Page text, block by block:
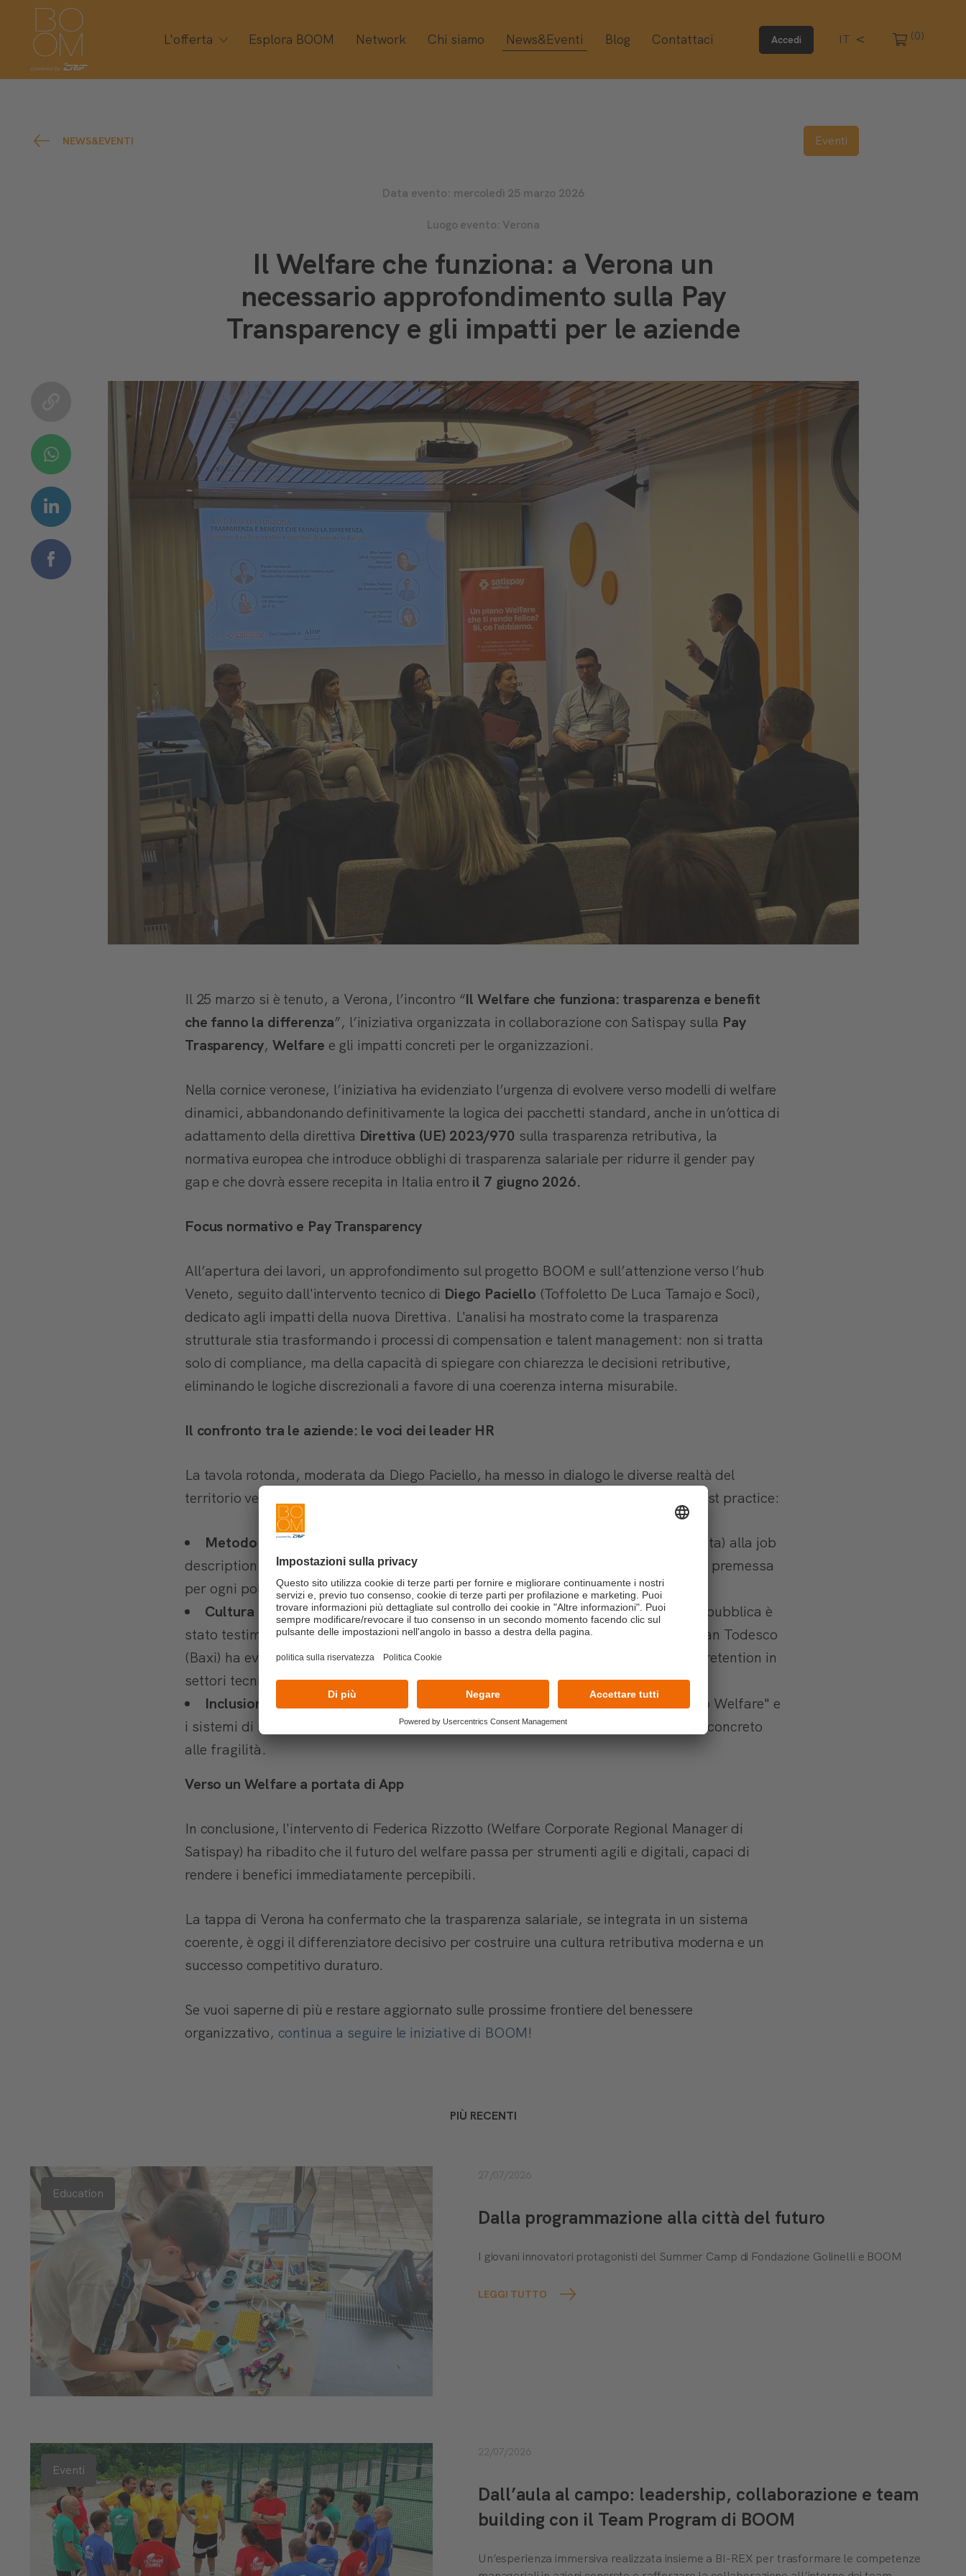
L'offerta Esplora BOOM Network Chi siamo News&Eventi Blog Contattaci Accedi IT (0)
NEWS&EVENTI Eventi
Data evento: mercoledì 25 marzo 2026
Luogo evento: Verona
Il Welfare che funziona: a Verona un
necessario approfondimento sulla Pay
Transparency e gli impatti per le aziende
Il 25 marzo si è tenuto, a Verona, l’incontro “Il Welfare che funziona: trasparenza e benefit
che fanno la differenza”, l’iniziativa organizzata in collaborazione con Satispay sulla Pay
Trasparency, Welfare e gli impatti concreti per le organizzazioni.
Nella cornice veronese, l’iniziativa ha evidenziato l’urgenza di evolvere verso modelli di welfare
dinamici, abbandonando definitivamente la logica dei pacchetti standard, anche in un’ottica di
adattamento della direttiva Direttiva (UE) 2023/970 sulla trasparenza retributiva, la
normativa europea che introduce obblighi di trasparenza salariale per ridurre il gender pay
gap e che dovrà essere recepita in Italia entro il 7 giugno 2026.
Focus normativo e Pay Transparency
All’apertura dei lavori, un approfondimento sul progetto BOOM e sull’attenzione verso l’hub
Veneto, seguito dall'intervento tecnico di Diego Paciello (Toffoletto De Luca Tamajo e Soci),
dedicato agli impatti della nuova Direttiva. L'analisi ha mostrato come la trasparenza
strutturale stia trasformando i processi di compensation e talent management: non si tratta
solo di compliance, ma della capacità di spiegare con chiarezza le decisioni retributive,
eliminando le logiche discrezionali a favore di una coerenza interna misurabile.
Il confronto tra le aziende: le voci dei leader HR
La tavola rotonda, moderata da Diego Paciello, ha messo in dialogo le diverse realtà del
territorio veneto, generando uno scambio virtuoso di esperienze, punti di vista e best practice:
Metodo e organizzazione
(Alessia Perrotta) alla job
description evoluta diP.R.(Jessica Ciprian), è emerso come l'ordine interno sia la premessa
per ogni politica di equità.
Cultura e territorio: Il valore della trasparenza nelle aziende a partecipazione pubblica è
stato testimoniato da Paolo Lombardi (Direttivo AIDP Veneto FVG), mentre Cristian Todesco
(Baxi) ha evidenziato l'impatto di soluzioni smart come Satispay per rafforzare la retention in
settori tecnici sfidanti.
Inclusione sociale
: Rita Tornieri (Progetto Quid) ha illustrato come lo "Sportello Welfare" e
i sistemi di ristorno cooperativo possano trasformare il benessere in un supporto concreto
alle fragilità.
Verso un Welfare a portata di App
In conclusione, l'intervento di Federica Rizzotto (Welfare Corporate Regional Manager di
Satispay) ha ribadito che il futuro del welfare passa per strumenti agili e digitali, capaci di
rendere i benefici immediatamente percepibili.
La tappa di Verona ha confermato che la trasparenza salariale, se integrata in un sistema
coerente, è oggi il differenziatore decisivo per costruire una cultura retributiva moderna e un
successo competitivo duraturo.
Se vuoi saperne di più e restare aggiornato sulle prossime frontiere del benessere
organizzativo, continua a seguire le iniziative di BOOM!
PIÙ RECENTI
Education
27/07/2026
Dalla programmazione alla città del futuro
I giovani innovatori protagonisti del Summer Camp di Fondazione Golinelli e BOOM
LEGGI TUTTO
Eventi
22/07/2026
Dall’aula al campo: leadership, collaborazione e team
building con il Team Program di BOOM
Un’esperienza immersiva realizzata insieme a BI-REX per trasformare le competenze